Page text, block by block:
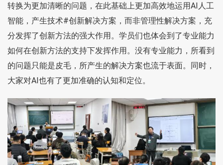
转换为更加清晰的问题，在此基础上更加高效地运用AI人工
智能，产生技术#创新解决方案 ，而非管理性解决方案，充
分发挥了创新方法的强大作用。学员们也体会到了专业能力
如何在创新方法的支持下发挥作用。没有专业能力，所看到
的问题只能是皮毛，所产生的解决方案也流于表面。同时，
大家对AI也有了更加准确的认知和定位。